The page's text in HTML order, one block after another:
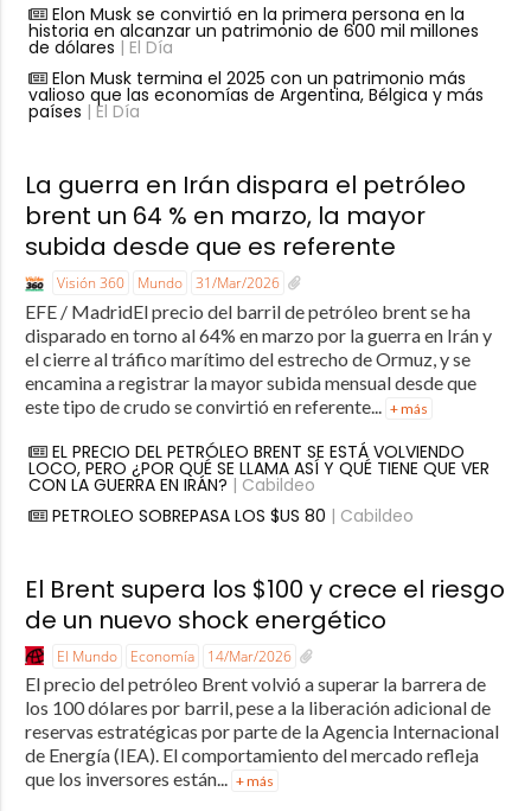
Elon Musk se convirtió en la primera persona en la
historia en alcanzar un patrimonio de 600 mil millones
de dólares | El Día
Elon Musk termina el 2025 con un patrimonio más
valioso que las economías de Argentina, Bélgica y más
países | El Día
La guerra en Irán dispara el petróleo
brent un 64 % en marzo, la mayor
subida desde que es referente
Visión 360 Mundo 31/Mar/2026
EFE / MadridEl precio del barril de petróleo brent se ha
disparado en torno al 64% en marzo por la guerra en Irán y
el cierre al tráfico marítimo del estrecho de Ormuz, y se
encamina a registrar la mayor subida mensual desde que
este tipo de crudo se convirtió en referente...
+ más
EL PRECIO DEL PETRÓLEO BRENT SE ESTÁ VOLVIENDO
LOCO, PERO ¿POR QUÉ SE LLAMA ASÍ Y QUÉ TIENE QUE VER
CON LA GUERRA EN IRÁN? | Cabildeo
PETROLEO SOBREPASA LOS $US 80 | Cabildeo
El Brent supera los $100 y crece el riesgo
de un nuevo shock energético
El Mundo Economía 14/Mar/2026
El precio del petróleo Brent volvió a superar la barrera de
los 100 dólares por barril, pese a la liberación adicional de
reservas estratégicas por parte de la Agencia Internacional
de Energía (IEA). El comportamiento del mercado refleja
que los inversores están... + más